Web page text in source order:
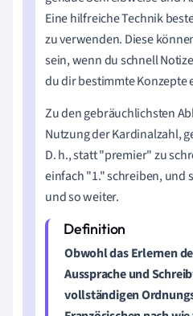
Eine hilfreiche Technik
zu verwenden. Diese
sein, wenn du schnell
du dir bestimmte Konzepte
Zu den gebräuchlichsten
Nutzung der Kardinalzahl,
D. h., statt "premier" zu
einfach "1." schreiben, und
und so weiter.
Obwohl das Erlernen
Aussprache und
vollständigen